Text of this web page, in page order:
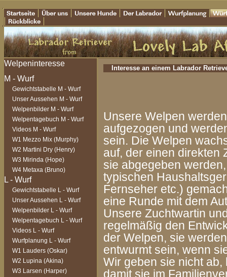
Gewichtstabelle M - Wurf
Unser Aussehen M - Wurf
Welpenbilder M - Wurf
Welpentagebuch M - Wurf
Videos M - Wurf
W1 Mezzo Mix (Murphy)
W2 Martini Dry (Henry)
W3 Mirinda (Hope)
W4 Metaxa (Bruno)
Gewichtstabelle L - Wurf
Unser Aussehen L - Wurf
Welpenbilder L - Wurf
Welpentagebuch L - Wurf
Videos L - Wurf
Wurfplanung L - Wurf
W1 Lauders (Oskar)
W2 Lupina (Akina)
W3 Larsen (Harper)
Interesse an einem Labrador
Unsere Welpen
aufgezogen und
sein. Die Welpen
auf, der einen direkten
sie abgegeben
typischen
Fernseher etc.)
eine Runde mit dem
Unsere Zuchtwartin
regelmäßig den
der Welpen, sie
entwurmt sein, wenn
Wir geben sie nicht
damit sie im